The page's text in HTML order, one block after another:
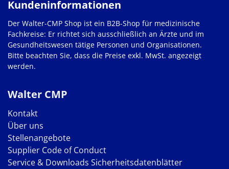
Walter CMP
Kontakt
Über uns
Stellenangebote
Supplier Code of Conduct
Service & Downloads Sicherheitsdatenblätter
Kundeninformationen
Der Walter-CMP Shop ist ein B2B-Shop für medizinische
Fachkreise: Er richtet sich ausschließlich an Ärzte und im
Gesundheitswesen tätige Personen und Organisationen.
Bitte beachten Sie, dass die Preise exkl. MwSt. angezeigt
werden.